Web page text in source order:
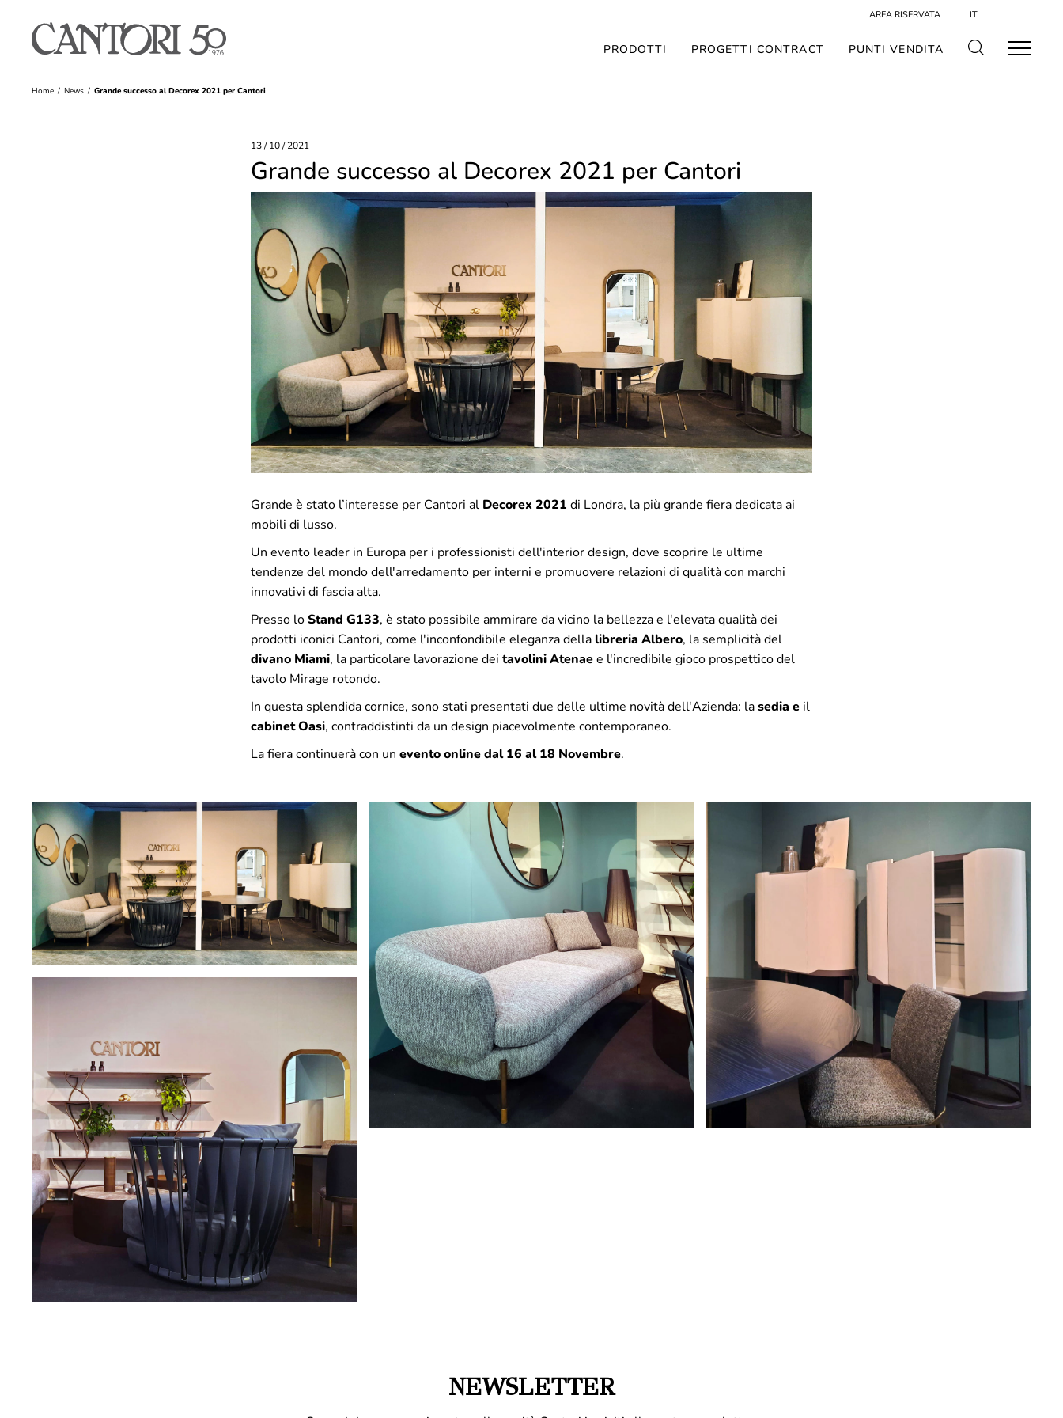
AREA RISERVATA IT
PRODOTTI PROGETTI CONTRACT PUNTI VENDITA
Home News Grande successo al Decorex 2021 per Cantori
13 / 10 / 2021
Grande successo al Decorex 2021 per Cantori
Grande è stato l’interesse per Cantori al Decorex 2021 di Londra, la più grande fiera dedicata ai
mobili di lusso.
Un evento leader in Europa per i professionisti dell'interior design, dove scoprire le ultime
tendenze del mondo dell'arredamento per interni e promuovere relazioni di qualità con marchi
innovativi di fascia alta.
Presso loStand G133, è stato possibile ammirare da vicino la bellezza e l'elevata qualità dei
prodotti iconici Cantori, come l'inconfondibile eleganza della libreria Albero, la semplicità del
divano Miami, la particolare lavorazione dei tavolini Atenaee l'incredibile gioco prospettico del
tavolo Mirage rotondo.
In questa splendida cornice, sono stati presentati due delle ultime novità dell'Azienda: lasedia e il
cabinet Oasi, contraddistinti da un design piacevolmente contemporaneo.
La fiera continuerà con un evento online dal 16 al 18 Novembre.
NEWSLETTER